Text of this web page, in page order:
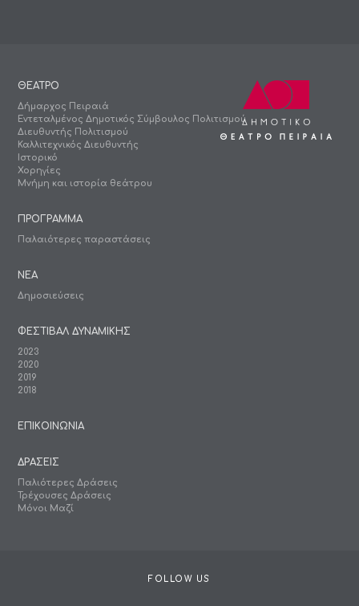
ΘΕΑΤΡΟ
Δήμαρχος Πειραιά
Εντεταλμένος Δημοτικός Σύμβουλος Πολιτισμού
Διευθυντής Πολιτισμού
Καλλιτεχνικός Διευθυντής
Ιστορικό
Χορηγίες
Μνήμη και ιστορία θεάτρου
ΠΡΟΓΡΑΜΜΑ
Παλαιότερες παραστάσεις
ΝΕΑ
Δημοσιεύσεις
ΦΕΣΤΙΒΑΛ ΔΥΝΑΜΙΚΗΣ
2023
2020
2019
2018
ΕΠΙΚΟΙΝΩΝΙΑ
ΔΡΑΣΕΙΣ
Παλιότερες Δράσεις
Τρέχουσες Δράσεις
Μόνοι Μαζί
FOLLOW US